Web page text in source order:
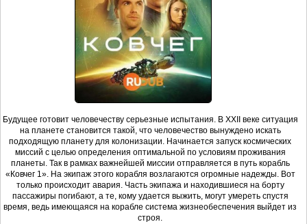
Будущее готовит человечеству серьезные испытания. В XXII веке ситуация
на планете становится такой, что человечество вынуждено искать
подходящую планету для колонизации. Начинается запуск космических
миссий с целью определения оптимальной по условиям проживания
планеты. Так в рамках важнейшей миссии отправляется в путь корабль
«Ковчег 1». На экипаж этого корабля возлагаются огромные надежды. Вот
только происходит авария. Часть экипажа и находившиеся на борту
пассажиры погибают, а те, кому удается выжить, могут умереть спустя
время, ведь имеющаяся на корабле система жизнеобеспечения выйдет из
строя.